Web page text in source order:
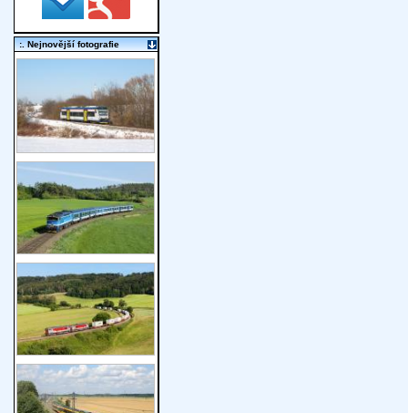
:. Nejnovější fotografie